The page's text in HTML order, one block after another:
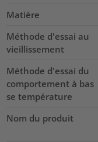
Matière
Méthode d'essai au
vieillissement
Méthode d'essai du
comportement à bas
se température
Nom du produit